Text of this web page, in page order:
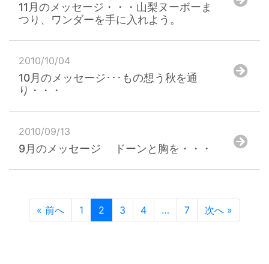
11月のメッセージ・・・山梨ヌーボーま
つり、ワンダーを手に入れよう。
2010/10/04
10月のメッセージ･･･もの想う秋を通
り・・・
2010/09/13
9月のメッセージ ドーンと胸を・・・
« 前へ 1 2 3 4 … 7 次へ »